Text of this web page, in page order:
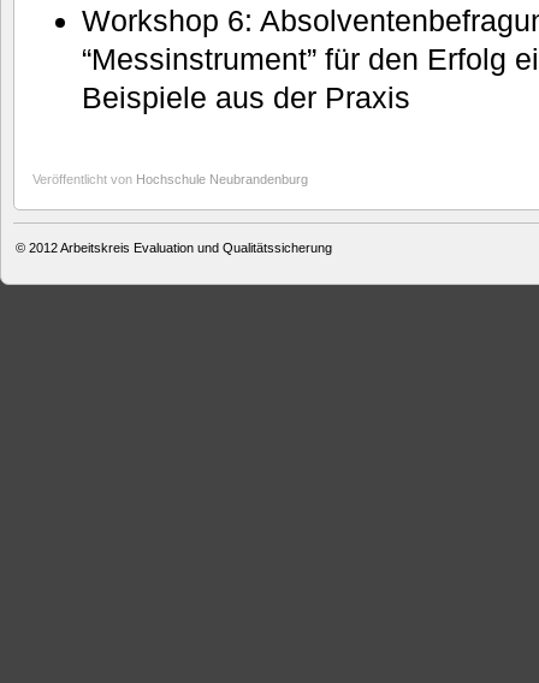
Workshop 6:
“Messinstrument” für den Erfolg
Beispiele aus der Praxis
Veröffentlicht von Hochschule Neubrandenburg
© 2012Arbeitskreis Evaluation und Qualitätssicherung